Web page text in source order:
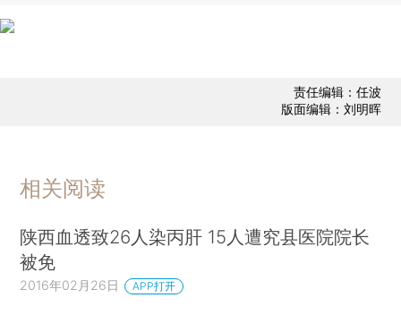
责任编辑：任波
版面编辑：刘明晖
相关阅读
陕西血透致26人染丙肝 15人遭究县医院院长
被免
2016年02月26日 APP打开